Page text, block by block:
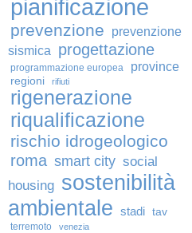
pianificazione
prevenzione
prevenzione
sismica
progettazione
programmazione europea province
regioni rifiuti
rigenerazione
riqualificazione
rischio idrogeologico
roma smart city social
housing sostenibilità
ambientale stadi tav
terremoto venezia